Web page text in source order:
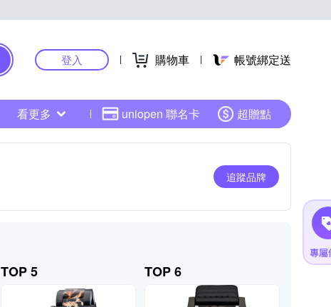
登入 購物車 帳號綁定送
看更多 uniopen 聯名卡 超贈點
追蹤品牌
TOP 5 TOP 6